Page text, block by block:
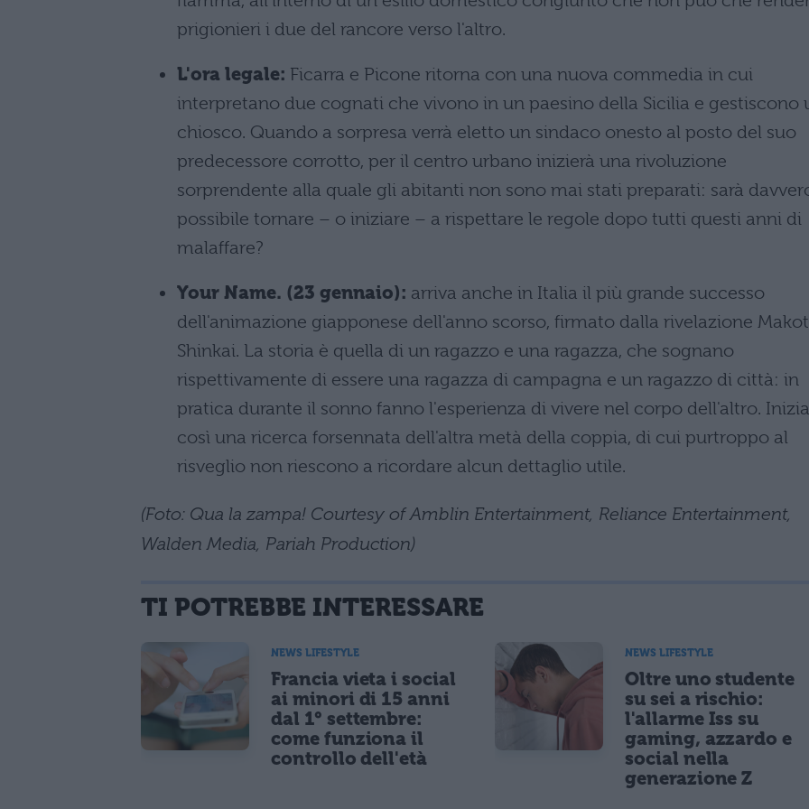
prigionieri i due del rancore verso l'altro.
L'ora legale: Ficarra e Picone ritorna con una nuova commedia in cui
interpretano due cognati che vivono in un paesino della Sicilia e gestiscono
chiosco. Quando a sorpresa verrà eletto un sindaco onesto al posto del suo
predecessore corrotto, per il centro urbano inizierà una rivoluzione
sorprendente alla quale gli abitanti non sono mai stati preparati: sarà
possibile tornare – o iniziare – a rispettare le regole dopo tutti questi anni di
malaffare?
Your Name. (23 gennaio): arriva anche in Italia il più grande successo
dell'animazione giapponese dell'anno scorso, firmato dalla rivelazione
Shinkai. La storia è quella di un ragazzo e una ragazza, che sognano
rispettivamente di essere una ragazza di campagna e un ragazzo di città: in
pratica durante il sonno fanno l'esperienza di vivere nel corpo dell'altro. Inizia
così una ricerca forsennata dell'altra metà della coppia, di cui purtroppo al
risveglio non riescono a ricordare alcun dettaglio utile.
(Foto: Qua la zampa! Courtesy of Amblin Entertainment, Reliance Entertainment,
Walden Media, Pariah Production)
TI POTREBBE INTERESSARE
NEWS LIFESTYLE
Francia vieta i social
ai minori di 15 anni
dal 1° settembre:
come funziona il
controllo dell'età
NEWS LIFESTYLE
Oltre uno studente
su sei a rischio:
l'allarme Iss su
gaming, azzardo e
social nella
generazione Z